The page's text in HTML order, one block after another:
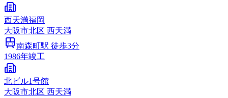
西天満福岡
大阪市北区 西天満
南森町駅 徒歩3分
1986年竣工
北ビル1号館
大阪市北区 西天満